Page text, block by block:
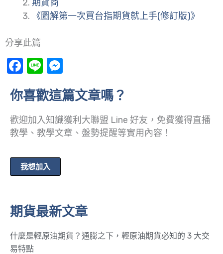
期貨商
《圖解第一次買台指期貨就上手(修訂版)》
分享此篇
Facebook
Line
你喜歡這篇文章嗎？
歡迎加入知識獲利大聯盟 Line 好友，免費獲得直播
教學、教學文章、盤勢提醒等實用內容！
我想加入
期貨最新文章
什麼是輕原油期貨？通膨之下，輕原油期貨必知的 3 大交
易特點